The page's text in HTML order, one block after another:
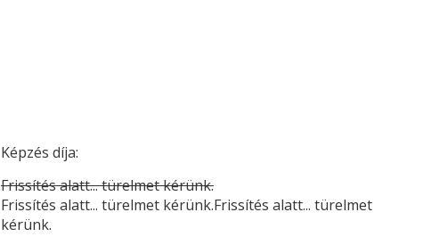
Képzés díja:
Frissítés alatt... türelmet kérünk.
Frissítés alatt... türelmet kérünk.Frissítés alatt... türelmet
kérünk.